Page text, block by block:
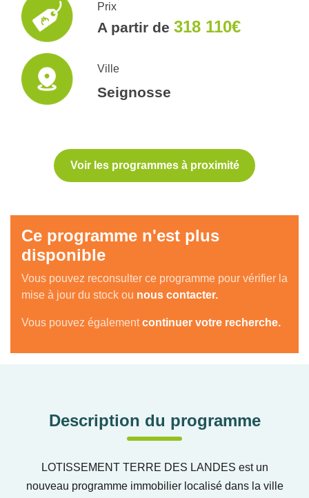
Prix
A partir de318 110€
Ville
Seignosse
Voir les programmes à proximité
Ce programme n'est plus
disponible
Vous pouvez reconsulter ce programme pour vérifier la
mise à jour du stock ou nous contacter.
Vous pouvez égalementcontinuer votre recherche.
Description du programme
LOTISSEMENT TERRE DES LANDES est un
nouveau programme immobilier localisé dans la ville